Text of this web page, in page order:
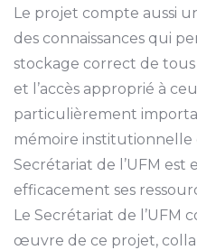
Le projet compte aussi
des connaissances qui
stockage correct de tous
et l’accès approprié à
particulièrement
mémoire
Secrétariat de l’UFM est
efficacement ses
Le Secrétariat de l’UFM
œuvre de ce projet,